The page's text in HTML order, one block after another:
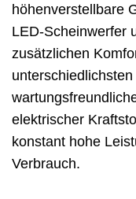
höhenverstellbare
LED-Scheinwerfer
zusätzlichen
elektrischer
konstant hohe
Verbrauch.